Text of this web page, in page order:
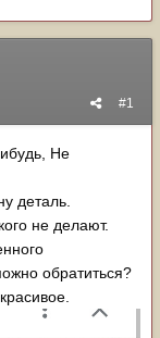
#1
Не
деталь.
не делают.
обратиться?